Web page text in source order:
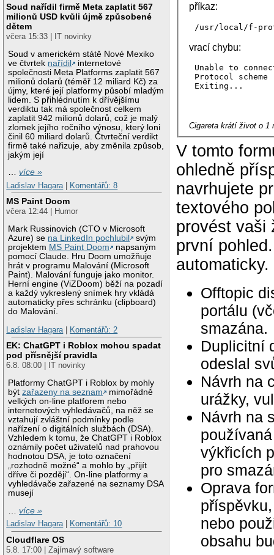
Soud nařídil firmě Meta zaplatit 567
milionů USD kvůli újmě způsobené
dětem
včera 15:33 | IT novinky
Soud v americkém státě Nové Mexiko
ve čtvrtek nařídil
internetové
společnosti Meta Platforms zaplatit 567
milionů dolarů (téměř 12 miliard Kč) za
újmy, které její platformy působí mladým
lidem. S přihlédnutím k dřívějšímu
verdiktu tak má společnost celkem
zaplatit 942 milionů dolarů, což je malý
zlomek jejího ročního výnosu, který loni
činil 60 miliard dolarů. Čtvrteční verdikt
firmě také nařizuje, aby změnila způsob,
jakým její
…více »
Ladislav Hagara
Komentářů: 8
MS Paint Doom
včera 12:44 | Humor
Mark Russinovich (CTO v Microsoft
Azure) se na LinkedIn pochlubil
svým
projektem MS Paint Doom
napsaným
pomocí Claude. Hru Doom umožňuje
hrát v programu Malování (Microsoft
Paint). Malování funguje jako monitor.
Herní engine (ViZDoom) běží na pozadí
a každý vykreslený snímek hry vkládá
automaticky přes schránku (clipboard)
do Malování.
Ladislav Hagara
Komentářů: 2
EK: ChatGPT i Roblox mohou spadat
pod přísnější pravidla
6.8. 08:00 | IT novinky
Platformy ChatGPT i Roblox by mohly
býtzařazeny na seznam
mimořádně
velkých on-line platforem nebo
internetových vyhledávačů, na něž se
vztahují zvláštní podmínky podle
nařízení o digitálních službách (DSA).
Vzhledem k tomu, že ChatGPT i Roblox
oznámily počet uživatelů nad prahovou
hodnotou DSA, je toto označení
„rozhodně možné“ a mohlo by „přijít
dříve či později“. On-line platformy a
vyhledávače zařazené na seznamy DSA
musejí
…více »
Ladislav Hagara| Komentářů: 10
Cloudflare OS
5.8. 17:00 | Zajímavý software
příkaz:
/usr/local/f-prot/
vrací chybu:
Unable to
Protocol
Cigareta krátí život o 1
V tomto
ohledně
navrhujete
textového
provést vaši
první
automaticky.
Offtopic
portálu
smazána.
Duplicitní
odeslal
Návrh na
urážky,
Návrh na
výkřicích
pro
Oprava
nebo
obsahu